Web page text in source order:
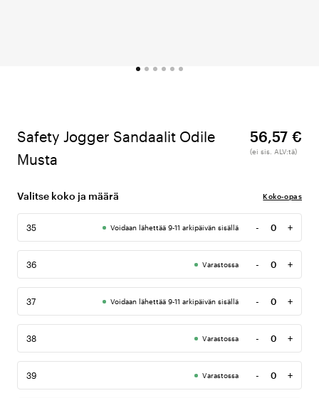
Safety Jogger Sandaalit Odile
Musta
56,57 €
(ei sis. ALV:tä)
Valitse koko ja määrä Koko-opas
35 Voidaan lähettää 9-11 arkipäivän sisällä -
Määrä
+
36 Varastossa -
Määrä
+
37 Voidaan lähettää 9-11 arkipäivän sisällä -
Määrä
+
38 Varastossa -
Määrä
+
39 Varastossa -
Määrä
+